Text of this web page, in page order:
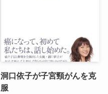
洞口依子が子宮頸がんを克
服